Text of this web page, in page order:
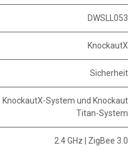
DWSLL053
KnockautX
Sicherheit
KnockautX-System und Knockaut
Titan-System
2.4 GHz | ZigBee 3.0